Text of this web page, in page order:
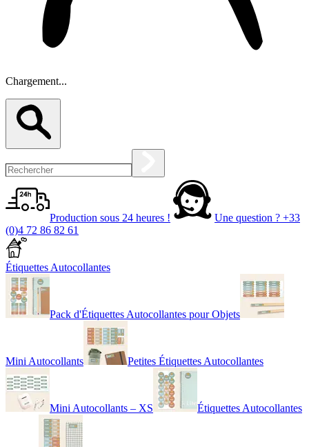
Chargement...
Production sous 24 heures ! Une question ? +33
(0)4 72 86 82 61
Étiquettes Autocollantes
Pack d'Étiquettes Autocollantes pour Objets
Mini Autocollants Petites Étiquettes Autocollantes
Mini Autocollants – XS Étiquettes Autocollantes